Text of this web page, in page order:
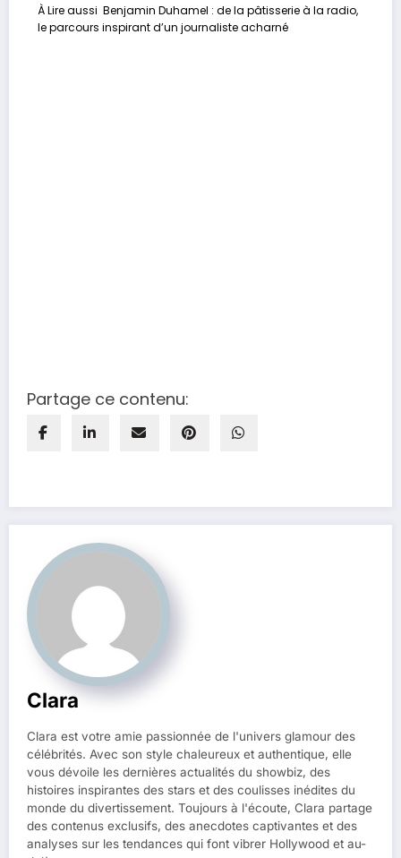
À Lire aussi Benjamin Duhamel : de la pâtisserie à la radio,
le parcours inspirant d’un journaliste acharné
Partage ce contenu:
Clara
Clara est votre amie passionnée de l'univers glamour des
célébrités. Avec son style chaleureux et authentique, elle
vous dévoile les dernières actualités du showbiz, des
histoires inspirantes des stars et des coulisses inédites du
monde du divertissement. Toujours à l'écoute, Clara partage
des contenus exclusifs, des anecdotes captivantes et des
analyses sur les tendances qui font vibrer Hollywood et au-